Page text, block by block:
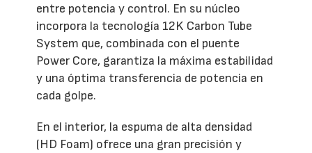
entre potencia y control. En su núcleo
incorpora la tecnología 12K Carbon Tube
System que, combinada con el puente
Power Core, garantiza la máxima estabilidad
y una óptima transferencia de potencia en
cada golpe.
En el interior, la espuma de alta densidad
(HD Foam) ofrece una gran precisión y